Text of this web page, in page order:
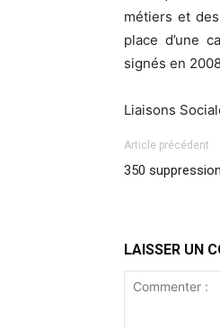
métiers et
place d’une
signés en
Liaisons
Article précédent
350
LAISSER UN